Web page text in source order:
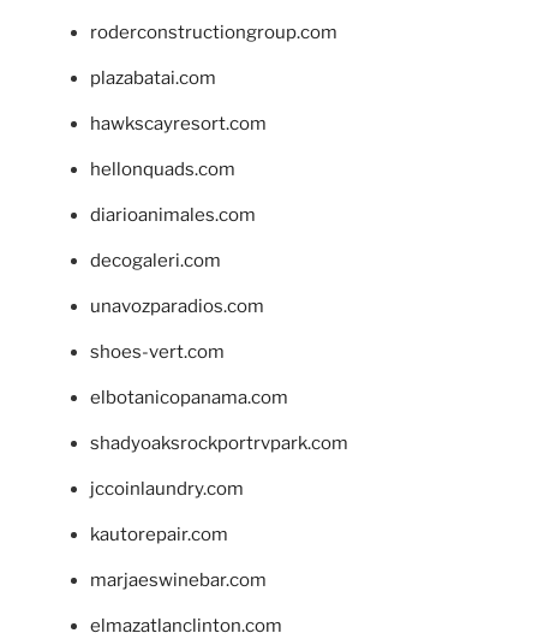
roderconstructiongroup.com
plazabatai.com
hawkscayresort.com
hellonquads.com
diarioanimales.com
decogaleri.com
unavozparadios.com
shoes-vert.com
elbotanicopanama.com
shadyoaksrockportrvpark.com
jccoinlaundry.com
kautorepair.com
marjaeswinebar.com
elmazatlanclinton.com